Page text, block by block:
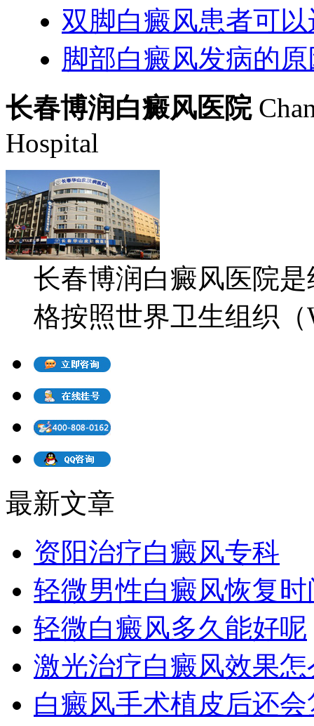
双脚白癜风患者可
脚部白癜风发病的
长春博润白癜风医院
Hospital
长春博润白癜风医院
格按照世界卫生组织（
最新文章
资阳治疗白癜风专科
轻微男性白癜风恢复
轻微白癜风多久能好呢
激光治疗白癜风效果怎
白癜风手术植皮后还